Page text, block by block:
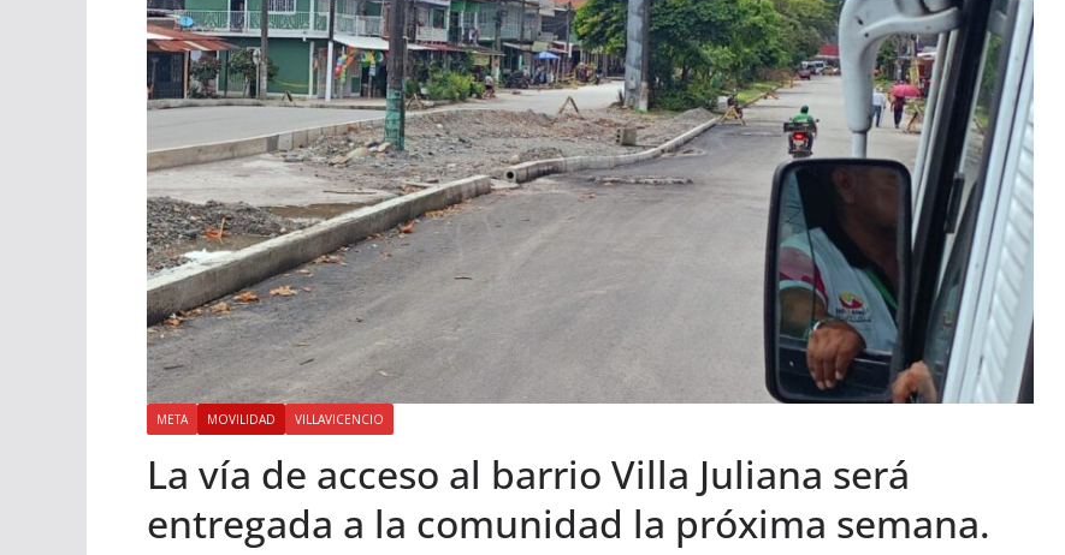
META MOVILIDAD VILLAVICENCIO
La vía de acceso al barrio Villa Juliana será
entregada a la comunidad la próxima semana.